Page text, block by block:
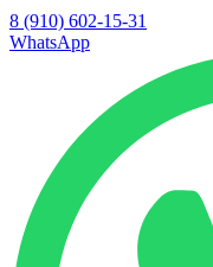
8 (910) 602-15-31
WhatsApp